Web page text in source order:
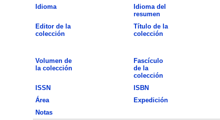
Idioma
Idioma del
resumen
Editor de la
colección
Título de la
colección
Volumen de
la colección
Fascículo
de la
colección
ISSN
ISBN
Área
Expedición
Notas